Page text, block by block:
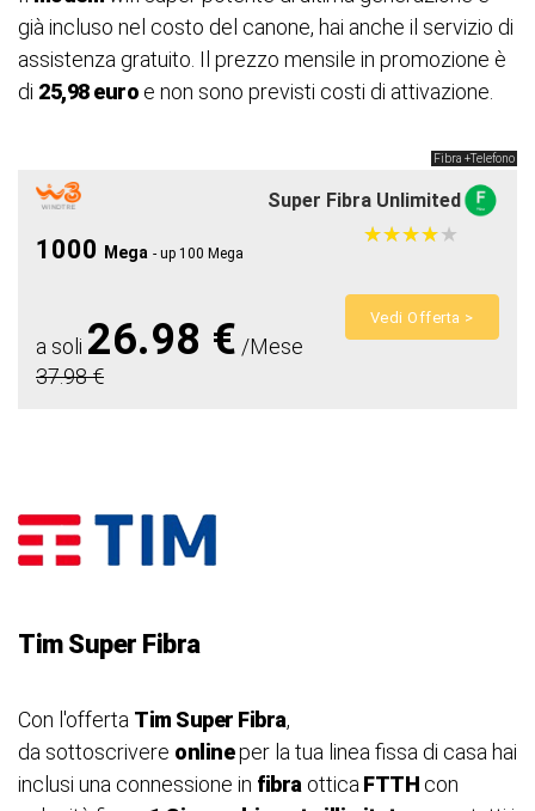
già incluso nel costo del canone, hai anche il servizio di
assistenza gratuito. Il prezzo mensile in promozione è
di 25,98 euro e non sono previsti costi di attivazione.
Fibra +Telefono
Super Fibra Unlimited
1000 Mega - up 100 Mega
★★★★★
★★★★★
a soli 26.98 € /Mese
37.98 €
Vedi Offerta >
Tim Super Fibra
Con l'offerta Tim Super Fibra,
da sottoscrivere onlineper la tua linea fissa di casa hai
inclusi una connessione in fibra ottica FTTH con